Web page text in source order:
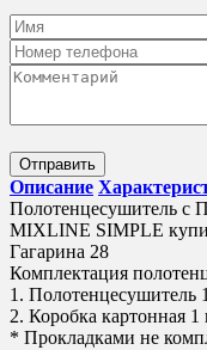
Отправить
Описание
Полотенцесушитель
MIXLINE SIMPLE
Гагарина 28
Комплектация
1. Полотенцесушитель
2. Коробка картонная 1
* Прокладками не